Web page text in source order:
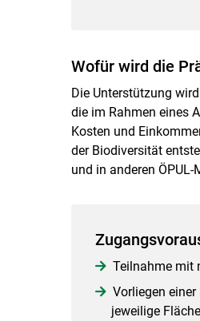
Wofür wird die
Die Unterstützung
die im Rahmen eines
Kosten und
der Biodiversität
und in anderen
Teilnahme mit
Vorliegen
jeweilige